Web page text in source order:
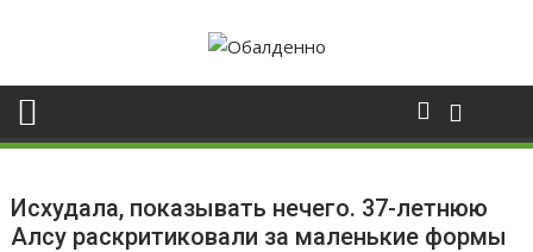
Исхудала, показывать нечего. 37-летнюю
Алсу раскритиковали за маленькие формы